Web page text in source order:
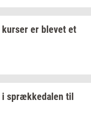
kur­ser er ble­vet et
i spræk­ke­da­len til